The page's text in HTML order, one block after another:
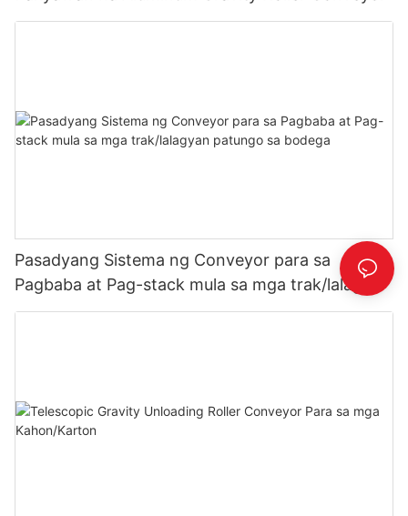
Pasadyang Sistema ng Conveyor para sa
Pagbaba at Pag-stack mula sa mga trak/lalagyan
patungo sa bodega